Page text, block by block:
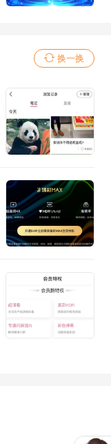
换一换